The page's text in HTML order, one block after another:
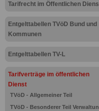
Tarifrecht im Öffentlichen
Entgelttabellen TVöD Bund und
Kommunen
Entgelttabellen TV-L
Tarifverträge im öffentlichen
Dienst
TVöD - Allgemeiner Teil
TVöD - Besonderer Teil